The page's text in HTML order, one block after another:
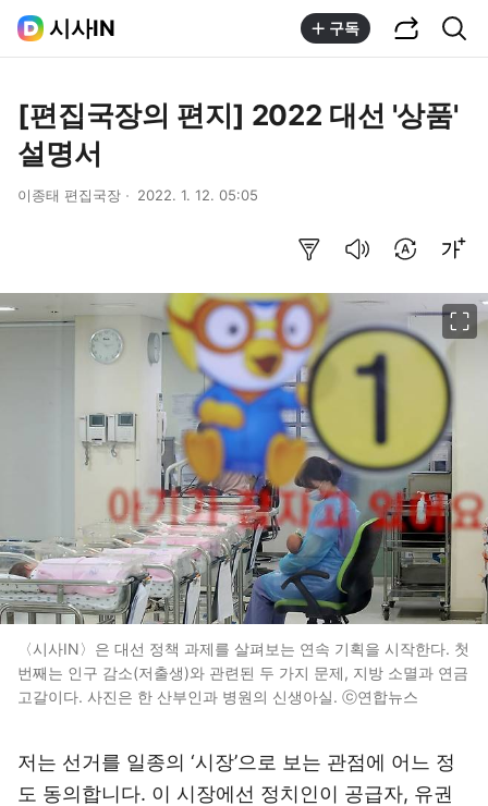
시사IN 구독
[편집국장의 편지] 2022 대선 '상품'
설명서
이종태 편집국장 2022. 1. 12. 05:05
〈시사IN〉은 대선 정책 과제를 살펴보는 연속 기획을 시작한다. 첫
번째는 인구 감소(저출생)와 관련된 두 가지 문제, 지방 소멸과 연금
고갈이다. 사진은 한 산부인과 병원의 신생아실. ​​​​​​​ⓒ연합뉴스
저는 선거를 일종의 ‘시장’으로 보는 관점에 어느 정
도 동의합니다. 이 시장에선 정치인이 공급자, 유권